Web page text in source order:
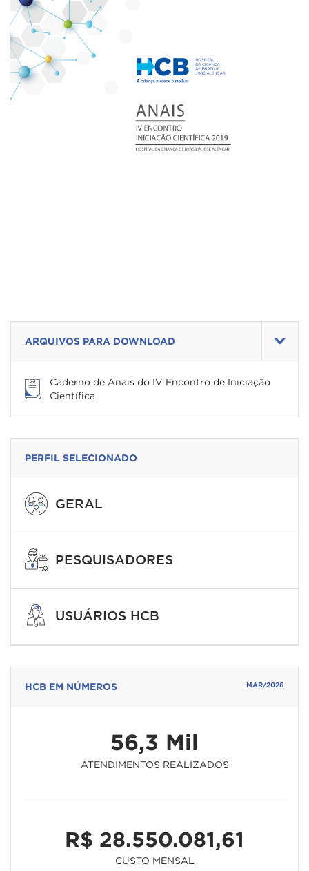
ARQUIVOS PARA DOWNLOAD
Caderno de Anais do IV Encontro de Iniciação
Científica
PERFIL SELECIONADO
GERAL
PESQUISADORES
USUÁRIOS HCB
HCB EM NÚMEROS MAR/2026
56,3 Mil
ATENDIMENTOS REALIZADOS
R$ 28.550.081,61
CUSTO MENSAL